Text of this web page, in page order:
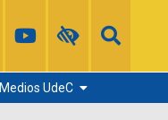
Medios UdeC